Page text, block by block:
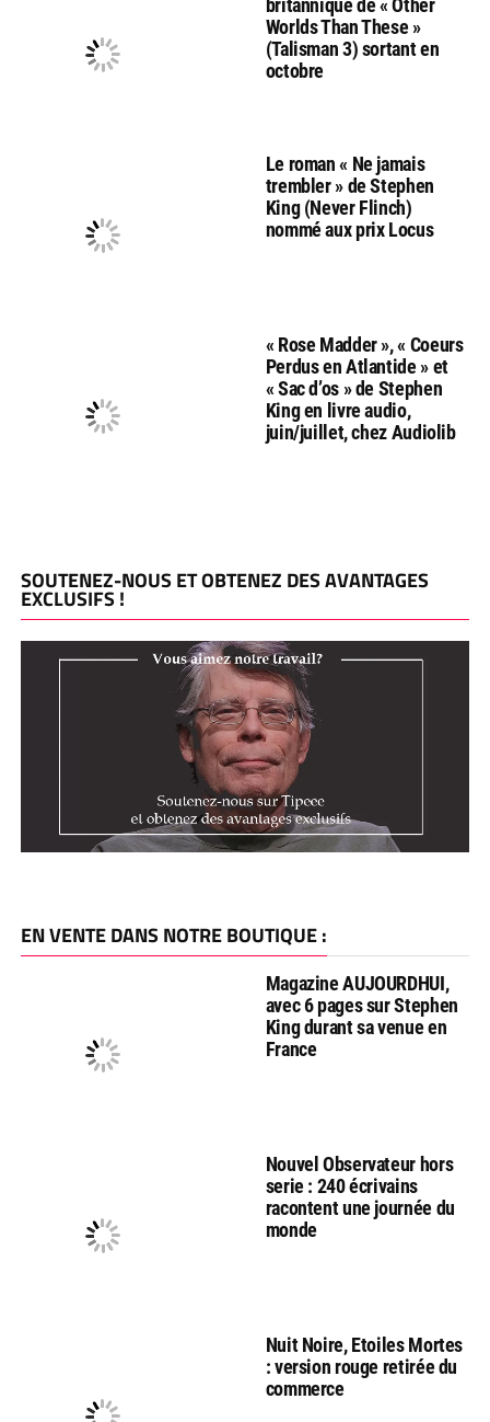
britannique de « Other
Worlds Than These »
(Talisman 3) sortant en
octobre
Le roman « Ne jamais
trembler » de Stephen
King (Never Flinch)
nommé aux prix Locus
« Rose Madder », « Coeurs
Perdus en Atlantide » et
« Sac d’os » de Stephen
King en livre audio,
juin/juillet, chez Audiolib
SOUTENEZ-NOUS ET OBTENEZ DES AVANTAGES
EXCLUSIFS !
EN VENTE DANS NOTRE BOUTIQUE :
Magazine AUJOURDHUI,
avec 6 pages sur Stephen
King durant sa venue en
France
Nouvel Observateur hors
serie : 240 écrivains
racontent une journée du
monde
Nuit Noire, Etoiles Mortes
: version rouge retirée du
commerce